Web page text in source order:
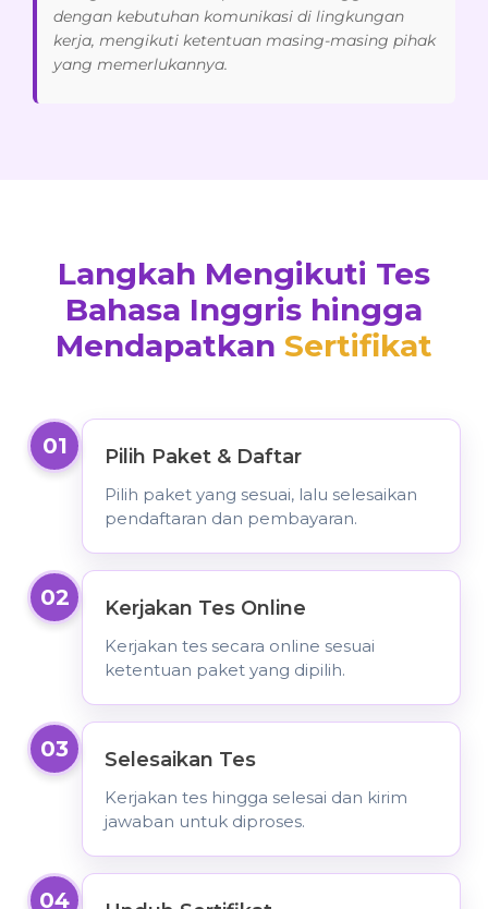
dengan kebutuhan komunikasi di lingkungan
kerja, mengikuti ketentuan masing-masing pihak
yang memerlukannya.
Langkah Mengikuti Tes
Bahasa Inggris hingga
Mendapatkan Sertifikat
Pilih Paket & Daftar
Pilih paket yang sesuai, lalu selesaikan
pendaftaran dan pembayaran.
01
Kerjakan Tes Online
Kerjakan tes secara online sesuai
ketentuan paket yang dipilih.
02
Selesaikan Tes
Kerjakan tes hingga selesai dan kirim
jawaban untuk diproses.
03
04